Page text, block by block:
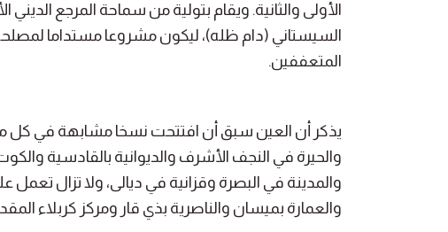
الأولى والثانية. ويقام بتولية من سماحة المرجع
السيستاني (دام ظله)، ليكون مشروعا مستداما
المتعففين.
يذكر أن العين سبق أن افتتحت نسخا مشابهة في كل
والحيرة في النجف الأشرف والديوانية بالقادسية
والمدينة في البصرة وقزانية في ديالى، ولا تزال
والعمارة بميسان والناصرية بذي قار ومركز كربلاء